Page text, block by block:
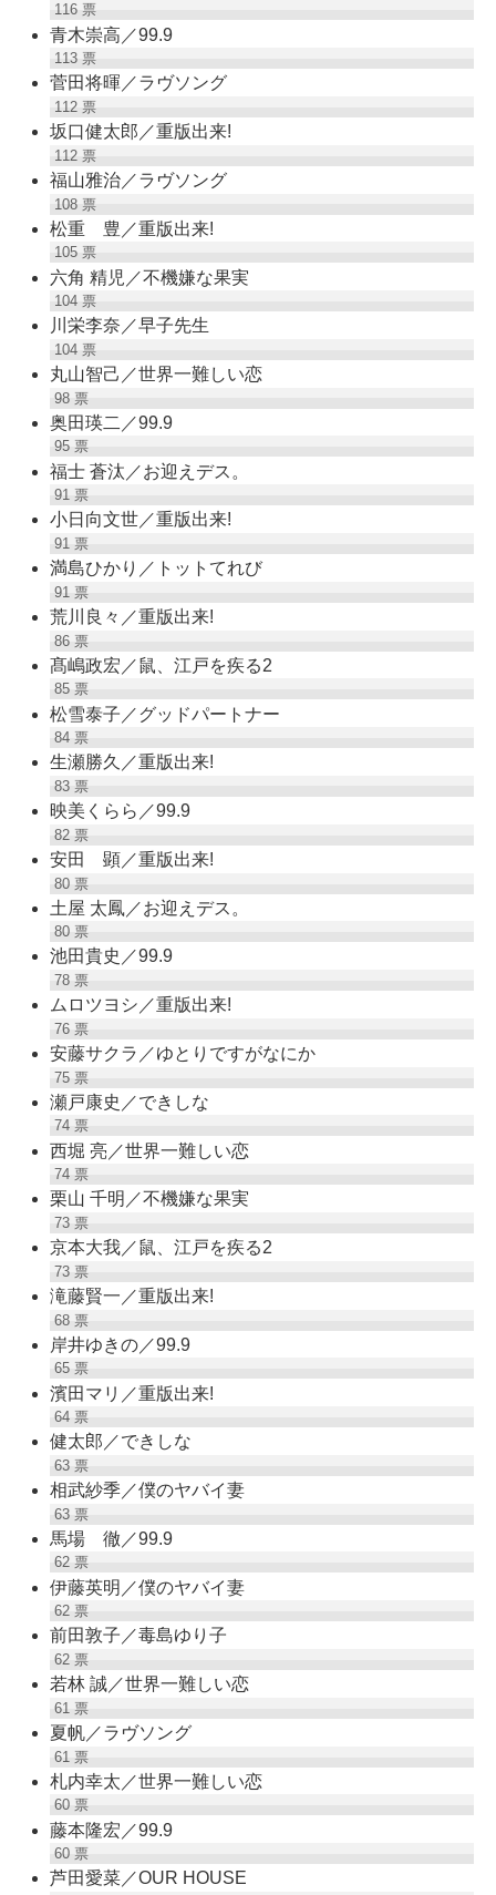
116票
青木崇高／99.9
113票
菅田将暉／ラヴソング
112票
坂口健太郎／重版出来!
112票
福山雅治／ラヴソング
108票
松重 豊／重版出来!
105票
六角 精児／不機嫌な果実
104票
川栄李奈／早子先生
104票
丸山智己／世界一難しい恋
98票
奥田瑛二／99.9
95票
福士 蒼汰／お迎えデス。
91票
小日向文世／重版出来!
91票
満島ひかり／トットてれび
91票
荒川良々／重版出来!
86票
髙嶋政宏／鼠、江戸を疾る2
85票
松雪泰子／グッドパートナー
84票
生瀬勝久／重版出来!
83票
映美くらら／99.9
82票
安田 顕／重版出来!
80票
土屋 太鳳／お迎えデス。
80票
池田貴史／99.9
78票
ムロツヨシ／重版出来!
76票
安藤サクラ／ゆとりですがなにか
75票
瀬戸康史／できしな
74票
西堀 亮／世界一難しい恋
74票
栗山 千明／不機嫌な果実
73票
京本大我／鼠、江戸を疾る2
73票
滝藤賢一／重版出来!
68票
岸井ゆきの／99.9
65票
濱田マリ／重版出来!
64票
健太郎／できしな
63票
相武紗季／僕のヤバイ妻
63票
馬場 徹／99.9
62票
伊藤英明／僕のヤバイ妻
62票
前田敦子／毒島ゆり子
62票
若林 誠／世界一難しい恋
61票
夏帆／ラヴソング
61票
札内幸太／世界一難しい恋
60票
藤本隆宏／99.9
60票
芦田愛菜／OUR HOUSE